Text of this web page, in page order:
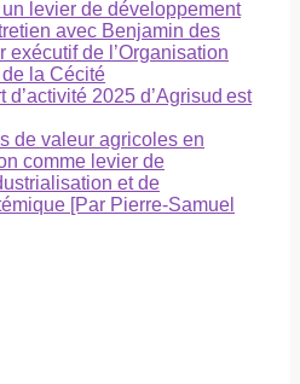
levier de développement
avec Benjamin des
exécutif de l’Organisation
la Cécité
d’activité 2025 d’Agrisud est
de valeur agricoles en
comme levier de
et de
[Par Pierre-Samuel